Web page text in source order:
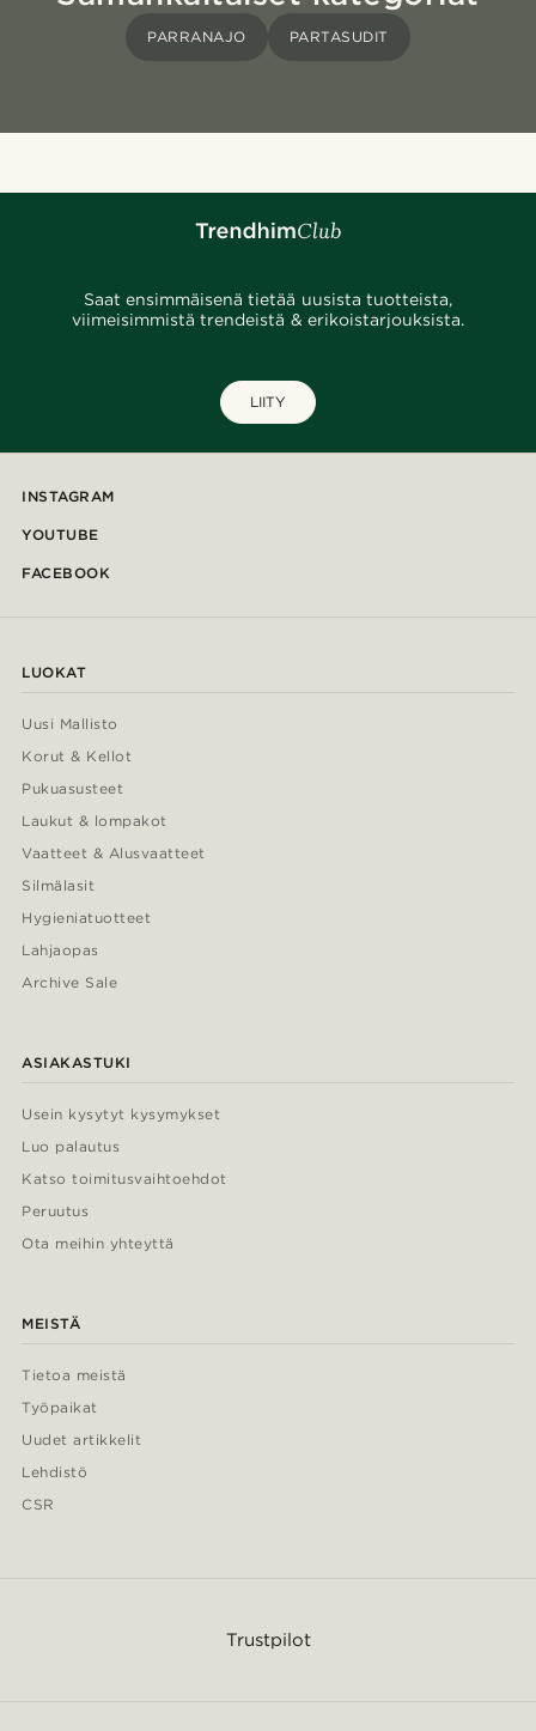
PARRANAJO PARTASUDIT
Saat ensimmäisenä tietää uusista tuotteista,
viimeisimmistä trendeistä & erikoistarjouksista.
LIITY
INSTAGRAM
YOUTUBE
FACEBOOK
LUOKAT
Uusi Mallisto
Korut & Kellot
Pukuasusteet
Laukut & lompakot
Vaatteet & Alusvaatteet
Silmälasit
Hygieniatuotteet
Lahjaopas
Archive Sale
ASIAKASTUKI
Usein kysytyt kysymykset
Luo palautus
Katso toimitusvaihtoehdot
Peruutus
Ota meihin yhteyttä
MEISTÄ
Tietoa meistä
Työpaikat
Uudet artikkelit
Lehdistö
CSR
Trustpilot